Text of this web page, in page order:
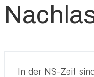
In der NS-Zeit